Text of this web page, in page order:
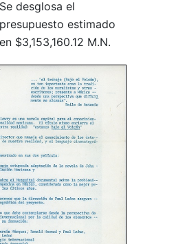
Se desglosa el
presupuesto estimado
en $3,153,160.12 M.N.